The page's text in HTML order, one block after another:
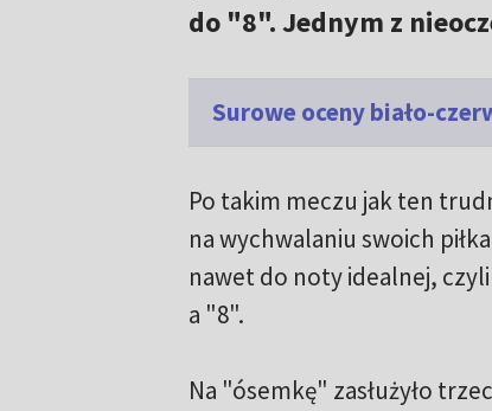
do "8". Jednym z
Surowe oceny biało-
Po takim meczu jak ten
na wychwalaniu swoich
nawet do noty idealnej,
a "8".
Na "ósemkę" zasłużyło